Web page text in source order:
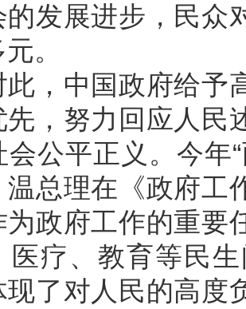
的发展进步，民众
。
中国政府给予高
先，努力回应人民
会公平正义。今年
温总理在《政府工
为政府工作的重要
医疗、教育等民
现了对人民的高度